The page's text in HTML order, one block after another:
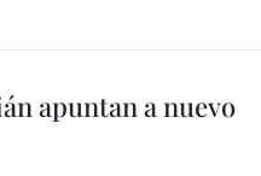
apuntan a nuevo